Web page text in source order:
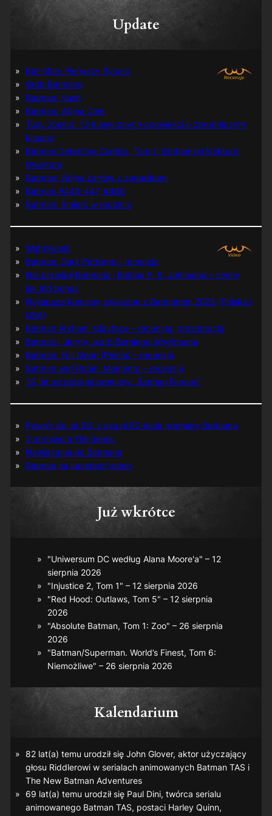
Update
Bat-Man: Pierwszy Rycerz
Grób Batmana
Batman: Hush
Batman: Wojna Cieni
Tuzy Jokera: 13 klasycznych opowieści o zbrodniczym
klaunie
Batman Detective Comics, Tom 1: Gothamski Nokturn:
Uwertura
Batman: Wojna żartów z zagadkami
Batman #445-447, #480
Batman: Śmierć w rodzinie
Wątpliwość
Batman: Dark Patterns – recenzja
Nie prześpij Batmana i Robina P. K. Johnsona + zimny
jak lód bonus
Najlepsze komiksy związane z Batmanem 2025 (Polska i
USA)
Batman Arkham: Clayface – recenzja, prezentacja
Batman i ukryty skarb Berniego Wrightsona
Batman: Full Moon (Pełnia) – recenzja
Batman and Robin: Memento – recenzja
30 lat od polskiej premiery „Batman Forever”
Powrót do lat 60. z okazji 60-lecia premiery Batmana
Z archiwum TM-Semic
Nawiązania do Batmana
Batman na kasetach video
Już wkrótce
"Uniwersum DC według Alana Moore'a" – 12
sierpnia 2026
"Injustice 2, Tom 1" – 12 sierpnia 2026
"Red Hood: Outlaws, Tom 5" – 12 sierpnia
2026
"Absolute Batman, Tom 1: Zoo" – 26 sierpnia
2026
"Batman/Superman. World’s Finest, Tom 6:
Niemożliwe" – 26 sierpnia 2026
Kalendarium
82 lat(a) temu urodził się John Glover, aktor użyczający
głosu Riddlerowi w serialach animowanych Batman TAS i
The New Batman Adventures
69 lat(a) temu urodził się Paul Dini, twórca serialu
animowanego Batman TAS, postaci Harley Quinn,